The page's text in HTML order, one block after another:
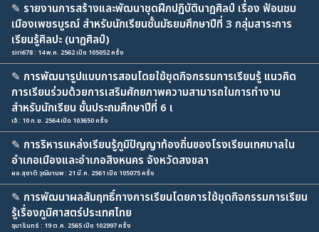
✎ รายงานการสร้างและพัฒนาชุดฝึกปฏิบัตินาฏศิลป์ เรื่อง ฟ้อนชม
เมืองเพชรบูรณ์ สำหรับนักเรียนชั้นมัธยมศึกษาปีที่ 3 กลุ่มสาระการ
เรียนรู้ศิลปะ (นาฏศิลป์)
siri678 : 14 พ.ค. 2562 เปิด 105052 ครั้ง
✎ การพัฒนารูปแบบการสอนโดยใช้ชุดกิจกรรมการเรียนรู้ แนวคิด
การเรียนร่วมด้วยการเสริมศักยภาพความสามารถในการทำงาน
สำหรับนักเรียน ชั้นประถมศึกษาปีที่ 6 เ
เอ้ : 10 ก.ย. 2564 เปิด 103650 ครั้ง
✎ การริหารแหล่งเรียนรู้ภูมิปัญญาท้องถิ่นของโรงเรียนเทศบาลใน
อำเภอเมืองและอำเภอสิงหนคร จังหวัดสงขลา
ผอ.สุชาติ วุฒิมานพ : 21 มี.ค. 2561 เปิด 105075 ครั้ง
✎ การพัฒนาผลสัมฤทธิ์ทางการเรียนโดยการใช้ชุดกิจกรรมการเรียน
รู้เรื่องภูมิศาสตร์ประเทศไทย
อุมารินทร์ : 19 ต.ค. 2565 เปิด 102997 ครั้ง